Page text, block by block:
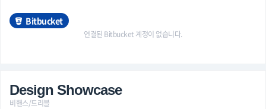
Bitbucket
연결된 Bitbucket 계정이 없습니다.
Design Showcase
비핸스/드리블